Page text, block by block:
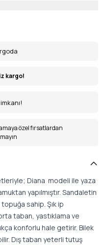
kargo!
imkanı!
özel fırsatlardan
Diana modeli ile yaza
yapılmıştır. Sandaletin
sahip. Şık ip
taban, yastıklama ve
konforlu hale getirir. Bilek
Dış taban yeterli tutuş